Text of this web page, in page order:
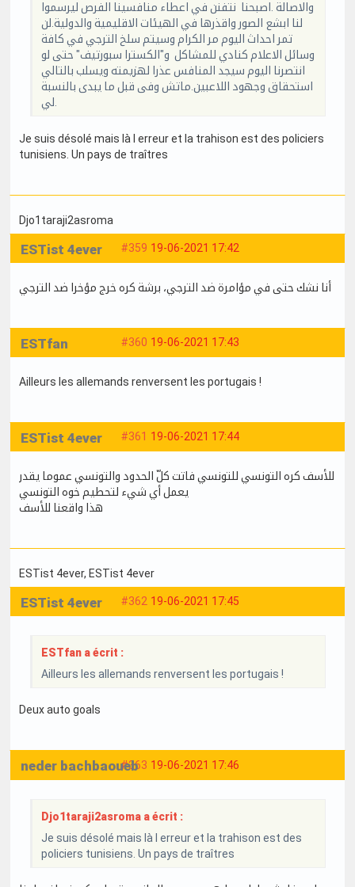
والاصالة .اصبحنا نتفنن في اعطاء منافسينا الفرص ليرسموا
لنا ابشع الصور واقذرها في الهيئات الاقليمية والدولية.لن
تمر احداث اليوم مر الكرام وسيتم سلخ الترجي في كافة
وسائل الاعلام كنادي للمشاكل و"الكسترا سبورتيف" حتى لو
انتصرنا اليوم سيجد المنافس عذرا لهزيمته ويسلب بالتالي
استحقاق وجهود اللاعبين.ماتش وفى قبل ما يبدى بالنسبة
Je suis désolé mais là l erreur et la trahison est des policiers
tunisiens. Un pays de traîtres
Djo1taraji2asroma
#359 19-06-2021 17:42
ESTist 4ever
أنا نشك حتى في مؤامرة ضد الترجي، برشة كره خرج مؤخرا ضد الترجي
#360 19-06-2021 17:43
ESTfan
Ailleurs les allemands renversent les portugais !
#361 19-06-2021 17:44
ESTist 4ever
للأسف كره التونسي للتونسي فاتت كلّ الحدود والتونسي عموما يقدر
يعمل أي شيء لتحطيم خوه التونسي
هذا واقعنا للأسف
ESTist 4ever, ESTist 4ever
#362 19-06-2021 17:45
ESTist 4ever
ESTfan a écrit :
Ailleurs les allemands renversent les portugais !
Deux auto goals
#363 19-06-2021 17:46
neder bachbaoueb
Djo1taraji2asroma a écrit :
Je suis désolé mais là l erreur et la trahison est des
policiers tunisiens. Un pays de traîtres